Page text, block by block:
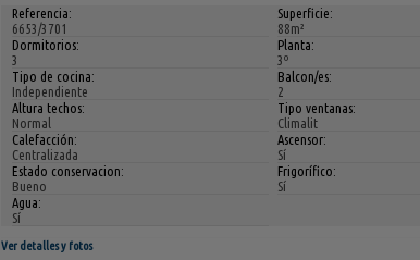
Referencia:
6653/3701
Superficie:
88m²
Dormitorios:
3
Planta:
3º
Tipo de cocina:
Independiente
Balcon/es:
2
Altura techos:
Normal
Tipo ventanas:
Climalit
Calefacción:
Centralizada
Ascensor:
Sí
Estado conservacion:
Bueno
Frigorífico:
Sí
Agua:
Sí
Ver detalles y fotos